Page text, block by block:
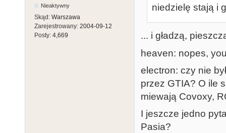
Nieaktywny
Skąd: Warszawa
Zarejestrowany: 2004-09-12
Posty: 4,669
niedzielę stają i
... i gładzą,
heaven: nopes,
electron: czy nie
przez GTIA? O ile
miewają Covoxy,
I jeszcze jedno
Pasia?